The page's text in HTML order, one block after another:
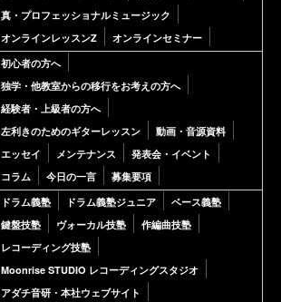
真・プロフェッショナルミュージック
オンラインレッスンZ
オンラインセミナー
初心者の方へ
独学・他教室からの移行をお考えの方へ
経験者・上級者の方へ
左利きのためのギターレッスン
動画・音源資料
エッセイ
メンテナンス
発表会・イベント
コラム
今日の一言 募集要項
ドラム義塾 ドラム義塾ジュニア
ベース義塾
鍵盤技塾
ヴォーカル技塾
作編曲技塾
レコーディング技塾
Moonrise STUDIO レコーディングスタジオ
アダチ音研・本社ウェブサイト